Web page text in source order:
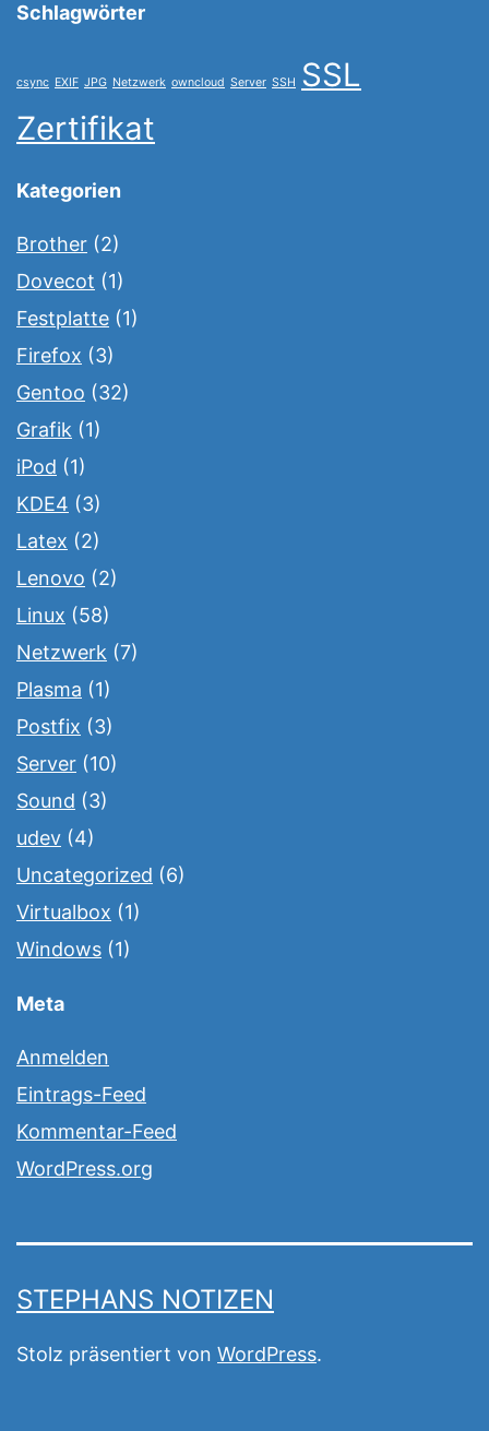
Schlagwörter
csync EXIF JPG Netzwerk owncloud Server SSH SSL
Zertifikat
Kategorien
Brother (2)
Dovecot (1)
Festplatte (1)
Firefox (3)
Gentoo (32)
Grafik (1)
iPod (1)
KDE4 (3)
Latex (2)
Lenovo (2)
Linux (58)
Netzwerk (7)
Plasma (1)
Postfix (3)
Server (10)
Sound (3)
udev (4)
Uncategorized (6)
Virtualbox (1)
Windows (1)
Meta
Anmelden
Eintrags-Feed
Kommentar-Feed
WordPress.org
STEPHANS NOTIZEN
Stolz präsentiert von WordPress.